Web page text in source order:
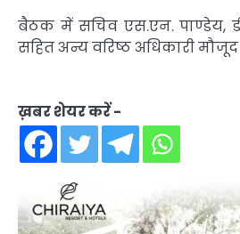
बैठक में सचिव एस.एन. पाण्डेय,
सहित अन्य वरिष्ठ अधिकारी मौजूद
ख़बर शेयर करें -